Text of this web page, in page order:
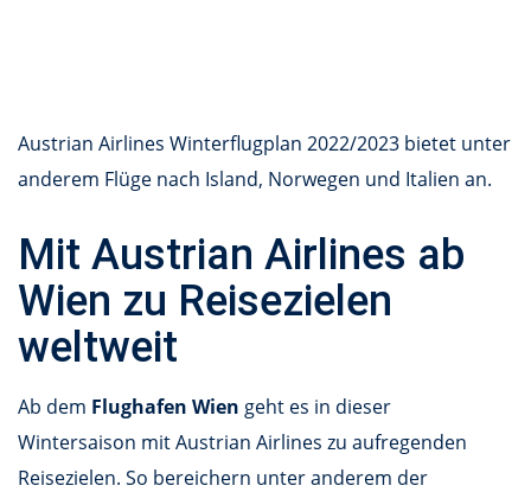
Austrian Airlines Winterflugplan 2022/2023 bietet unter
anderem Flüge nach Island, Norwegen und Italien an.
Mit Austrian Airlines ab
Wien zu Reisezielen
weltweit
Ab dem Flughafen Wien geht es in dieser
Wintersaison mit Austrian Airlines zu aufregenden
Reisezielen. So bereichern unter anderem der